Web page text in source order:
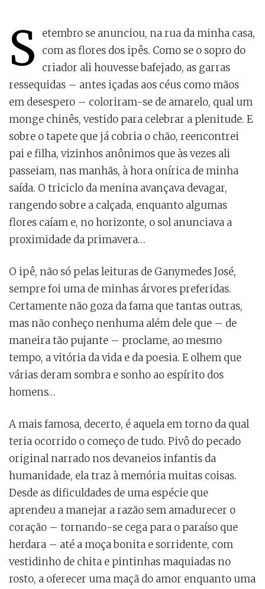
S
etembro se anunciou, na rua da minha casa,
com as flores dos ipês. Como se o sopro do
criador ali houvesse bafejado, as garras
ressequidas – antes içadas aos céus como mãos
em desespero – coloriram-se de amarelo, qual um
monge chinês, vestido para celebrar a plenitude. E
sobre o tapete que já cobria o chão, reencontrei
pai e filha, vizinhos anônimos que às vezes ali
passeiam, nas manhãs, à hora onírica de minha
saída. O triciclo da menina avançava devagar,
rangendo sobre a calçada, enquanto algumas
flores caíam e, no horizonte, o sol anunciava a
proximidade da primavera…
O ipê, não só pelas leituras de Ganymedes José,
sempre foi uma de minhas árvores preferidas.
Certamente não goza da fama que tantas outras,
mas não conheço nenhuma além dele que – de
maneira tão pujante – proclame, ao mesmo
tempo, a vitória da vida e da poesia. E olhem que
várias deram sombra e sonho ao espírito dos
homens…
A mais famosa, decerto, é aquela em torno da qual
teria ocorrido o começo de tudo. Pivô do pecado
original narrado nos devaneios infantis da
humanidade, ela traz à memória muitas coisas.
Desde as dificuldades de uma espécie que
aprendeu a manejar a razão sem amadurecer o
coração – tornando-se cega para o paraíso que
herdara – até a moça bonita e sorridente, com
vestidinho de chita e pintinhas maquiadas no
rosto, a oferecer uma maçã do amor enquanto uma